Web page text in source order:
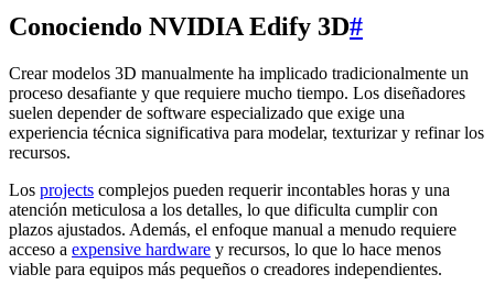
Conociendo NVIDIA Edify 3D#
Crear modelos 3D manualmente ha implicado tradicionalmente un
proceso desafiante y que requiere mucho tiempo. Los diseñadores
suelen depender de software especializado que exige una
experiencia técnica significativa para modelar, texturizar y refinar los
recursos.
Los projects complejos pueden requerir incontables horas y una
atención meticulosa a los detalles, lo que dificulta cumplir con
plazos ajustados. Además, el enfoque manual a menudo requiere
acceso a expensive hardware y recursos, lo que lo hace menos
viable para equipos más pequeños o creadores independientes.